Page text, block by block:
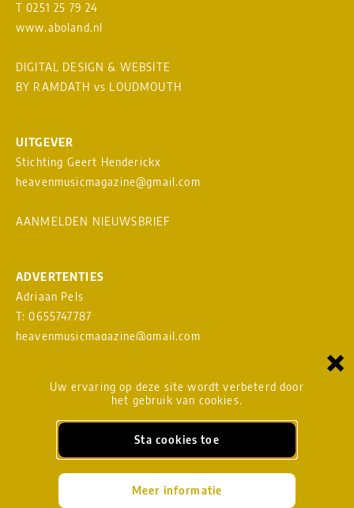
Uw ervaring op deze site wordt verbeterd door
het gebruik van cookies.
Sta cookies toe
Meer informatie
×
T 0251 25 79 24
www.aboland.nl
DIGITAL DESIGN & WEBSITE
BY RAMDATH vs LOUDMOUTH
UITGEVER
Stichting Geert Henderickx
heavenmusicmagazine@gmail.com
AANMELDEN NIEUWSBRIEF
ADVERTENTIES
Adriaan Pels
T: 0655747787
heavenmusicmagazine@gmail.com
BLADMANAGEMENT
heavenmusicmagazine@gmail.com